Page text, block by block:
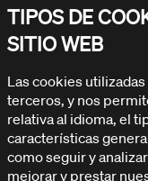
TIPOS DE
SITIO WEB
Las cookies
terceros, y nos
relativa al idioma, el
características
como seguir y
mejorar y prestar